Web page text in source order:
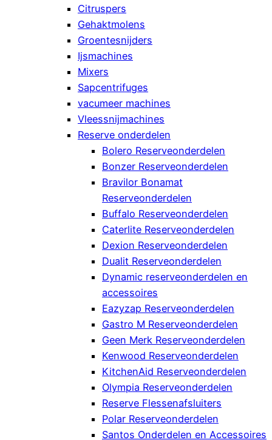
Citruspers
Gehaktmolens
Groentesnijders
Ijsmachines
Mixers
Sapcentrifuges
vacumeer machines
Vleessnijmachines
Reserve onderdelen
Bolero Reserveonderdelen
Bonzer Reserveonderdelen
Bravilor Bonamat
Reserveonderdelen
Buffalo Reserveonderdelen
Caterlite Reserveonderdelen
Dexion Reserveonderdelen
Dualit Reserveonderdelen
Dynamic reserveonderdelen en
accessoires
Eazyzap Reserveonderdelen
Gastro M Reserveonderdelen
Geen Merk Reserveonderdelen
Kenwood Reserveonderdelen
KitchenAid Reserveonderdelen
Olympia Reserveonderdelen
Reserve Flessenafsluiters
Polar Reserveonderdelen
Santos Onderdelen en Accessoires